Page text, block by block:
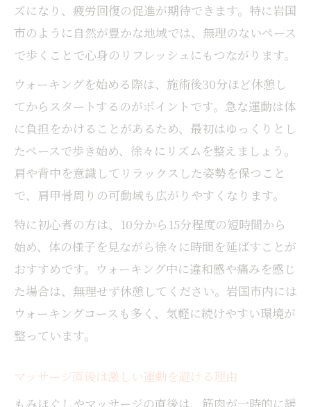
ズになり、疲労回復の促進が期待できます。特に岩国
市のように自然が豊かな地域では、無理のないペース
で歩くことで心身のリフレッシュにもつながります。
ウォーキングを始める際は、施術後30分ほど休憩し
てからスタートするのがポイントです。急な運動は体
に負担をかけることがあるため、最初はゆっくりとし
たペースで歩き始め、徐々にリズムを整えましょう。
肩や背中を意識してリラックスした姿勢を保つこと
で、肩甲骨周りの可動域も広がりやすくなります。
特に初心者の方は、10分から15分程度の短時間から
始め、体の様子を見ながら徐々に時間を延ばすことが
おすすめです。ウォーキング中に違和感や痛みを感じ
た場合は、無理せず休憩してください。岩国市内には
ウォーキングコースも多く、気軽に続けやすい環境が
整っています。
マッサージ直後は激しい運動を避ける理由
もみほぐしやマッサージの直後は、筋肉が一時的に緩